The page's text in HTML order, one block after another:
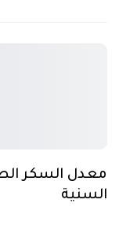
معدل السكر
السنية